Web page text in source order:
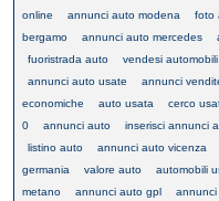
online
annunci auto modena foto
bergamo
annunci auto mercedes
fuoristrada auto
vendesi automobili
annunci auto usate
annunci
economiche
auto usata cerco
0
annunci auto inserisci annunci
listino auto
annunci auto vicenza
germania
valore auto automobili
metano
annunci auto gpl